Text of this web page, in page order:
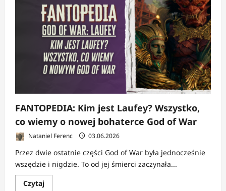
FANTOPEDIA: Kim jest Laufey? Wszystko,
co wiemy o nowej bohaterce God of War
Nataniel Ferenc 03.06.2026
Przez dwie ostatnie części God of War była jednocześnie
wszędzie i nigdzie. To od jej śmierci zaczynała...
CzytajDowiedz